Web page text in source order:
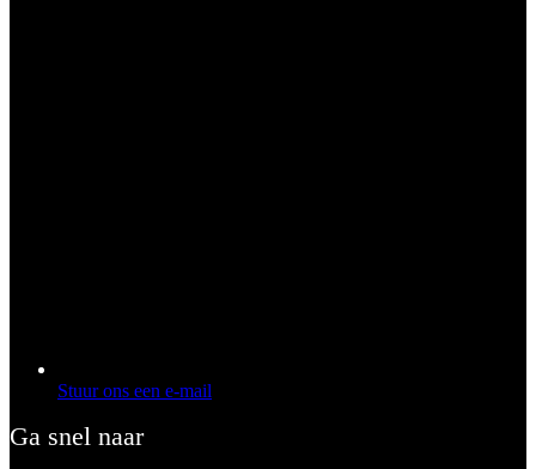
Stuur ons een e-mail
Ga snel naar